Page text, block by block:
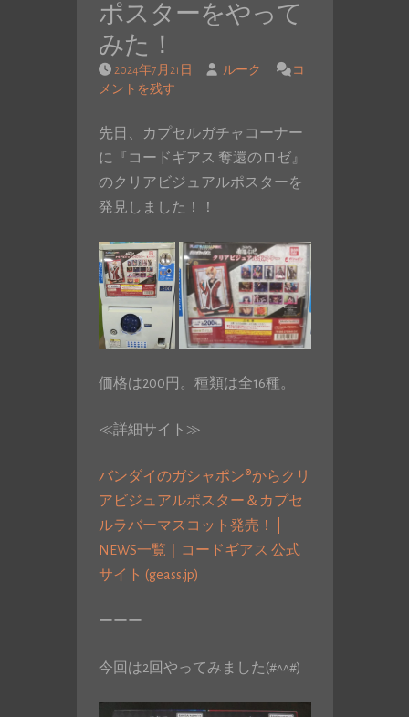
ポスターをやって
みた！
2024年7月21日 ルーク
コ
メントを残す
先日、カプセルガチャコーナー
に『コードギアス 奪還のロゼ』
のクリアビジュアルポスターを
発見しました！！
価格は200円。種類は全16種。
≪詳細サイト≫
バンダイのガシャポン®からクリ
アビジュアルポスター＆カプセ
ルラバーマスコット発売！ |
NEWS一覧｜コードギアス 公式
サイト (geass.jp)
ーーー
今回は2回やってみました(#^^#)